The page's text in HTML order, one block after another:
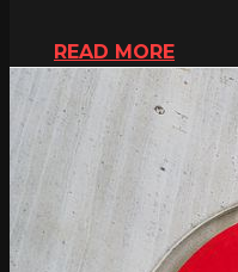
READ MORE